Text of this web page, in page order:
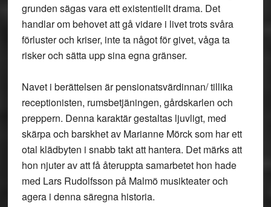
grunden sägas vara ett existentiellt drama. Det
handlar om behovet att gå vidare i livet trots svåra
förluster och kriser, inte ta något för givet, våga ta
risker och sätta upp sina egna gränser.
Navet i berättelsen är pensionatsvärdinnan/ tillika
receptionisten, rumsbetjäningen, gårdskarlen och
preppern. Denna karaktär gestaltas ljuvligt, med
skärpa och barskhet av Marianne Mörck som har ett
otal klädbyten i snabb takt att hantera. Det märks att
hon njuter av att få återuppta samarbetet hon hade
med Lars Rudolfsson på Malmö musikteater och
agera i denna säregna historia.